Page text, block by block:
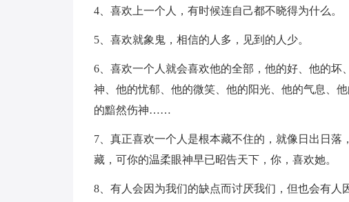
4、喜欢上一个人，有时候连自己都不晓得为什么。
5、喜欢就象鬼，相信的人多，见到的人少。
6、喜欢一个人就会喜欢他的全部，他的好、他的
神、他的忧郁、他的微笑、他的阳光、他的气息、
的黯然伤神……
7、真正喜欢一个人是根本藏不住的，就像日出日
藏，可你的温柔眼神早已昭告天下，你，喜欢她。
8、有人会因为我们的缺点而讨厌我们，但也会有